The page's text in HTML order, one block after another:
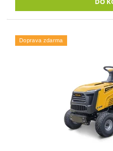
Doprava zdarma